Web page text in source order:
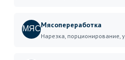
МЯСМясопереработка
Нарезка, порционирование,